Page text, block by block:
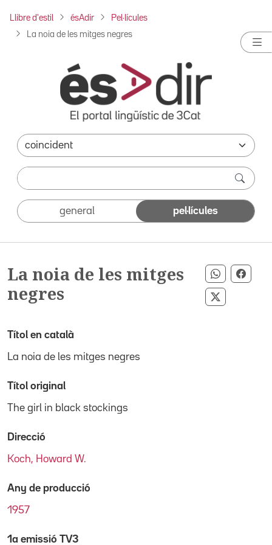
Llibre d'estil ésAdir Pel·lícules
La noia de les mitges negres
general pel·lícules
La noia de les mitges
negres
Compartir
Compartir
Títol en català
La noia de les mitges negres
Títol original
The girl in black stockings
Direcció
Koch, Howard W.
Any de producció
1957
1a emissió TV3